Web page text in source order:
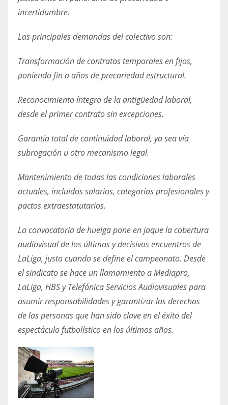
incertidumbre.
Las principales demandas del colectivo son:
Transformación de contratos temporales en fijos,
poniendo fin a años de precariedad estructural.
Reconocimiento íntegro de la antigüedad laboral,
desde el primer contrato sin excepciones.
Garantía total de continuidad laboral, ya sea vía
subrogación u otro mecanismo legal.
Mantenimiento de todas las condiciones laborales
actuales, incluidos salarios, categorías profesionales y
pactos extraestatutarios.
La convocatoria de huelga pone en jaque la cobertura
audiovisual de los últimos y decisivos encuentros de
LaLiga, justo cuando se define el campeonato. Desde
el sindicato se hace un llamamiento a Mediapro,
LaLiga, HBS y Telefónica Servicios Audiovisuales para
asumir responsabilidades y garantizar los derechos
de las personas que han sido clave en el éxito del
espectáculo futbolístico en los últimos años.